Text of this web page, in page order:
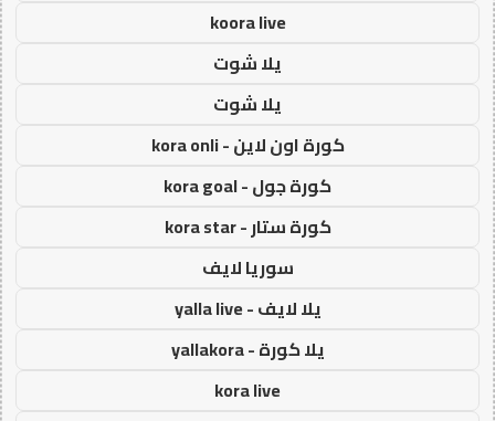
koora live
يلا شوت
يلا شوت
كورة اون لاين - kora onli
كورة جول - kora goal
كورة ستار - kora star
سوريا لايف
يلا لايف - yalla live
يلا كورة - yallakora
kora live